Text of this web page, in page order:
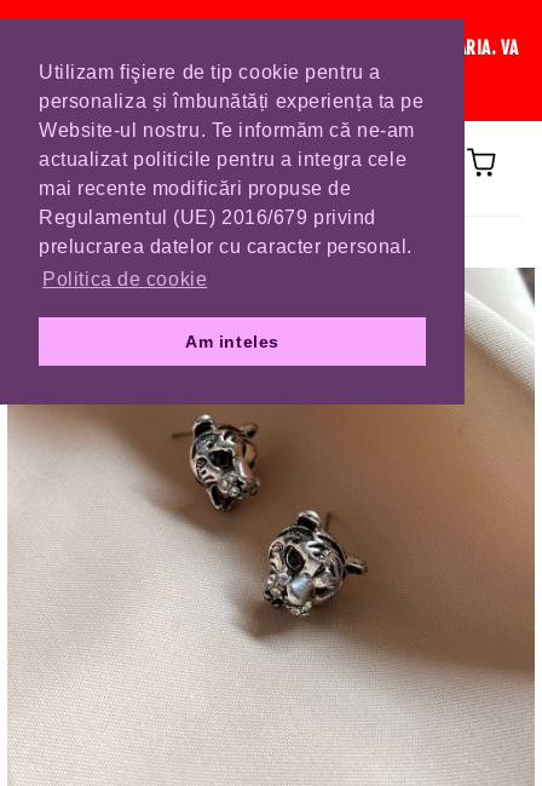
Utilizam fişiere de tip cookie pentru a
personaliza și îmbunătăți experiența ta pe
Website-ul nostru. Te informăm că ne-am
actualizat politicile pentru a integra cele
mai recente modificări propuse de
Regulamentul (UE) 2016/679 privind
prelucrarea datelor cu caracter personal.
Politica de cookie
Am inteles
IN CURAND INCHIDEM LISTA DE COMENZI PENTRU SFANTA MARIA. VA
RUGAM SA VA PLASATI COMENZILE DIN TIMP.
Prima pagină CERCEI